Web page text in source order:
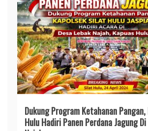
Dukung Program Ketahanan
Hulu Hadiri Panen Perdana Jagung